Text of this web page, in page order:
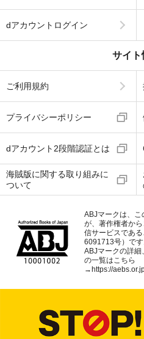
dアカウントログイン
サイト
ご利用規約
プライバシーポリシー
dアカウント2段階認証とは
海賊版に関する取り組みに
ついて
ABJマークは、
が、著作権者か
信サービスであ
6091713号）です
ABJマークの詳
の一覧はこちら
→ https://